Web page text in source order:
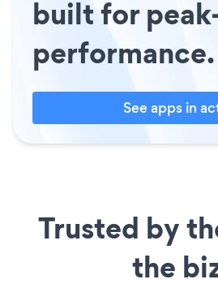
built for
performance.
See apps in
Trusted by
the